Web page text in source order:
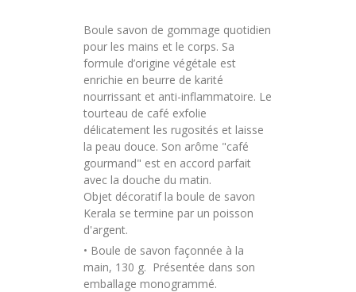
Boule savon de gommage quotidien
pour les mains et le corps. Sa
formule d’origine végétale est
enrichie en beurre de karité
nourrissant et anti-inflammatoire. Le
tourteau de café exfolie
délicatement les rugosités et laisse
la peau douce. Son arôme "café
gourmand" est en accord parfait
avec la douche du matin.
Objet décoratif la boule de savon
Kerala se termine par un poisson
d'argent.
• Boule de savon façonnée à la
main, 130 g. Présentée dans son
emballage monogrammé.